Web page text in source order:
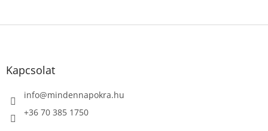
L
Kapcsolat
info@mindennapokra.hu
+36 70 385 1750